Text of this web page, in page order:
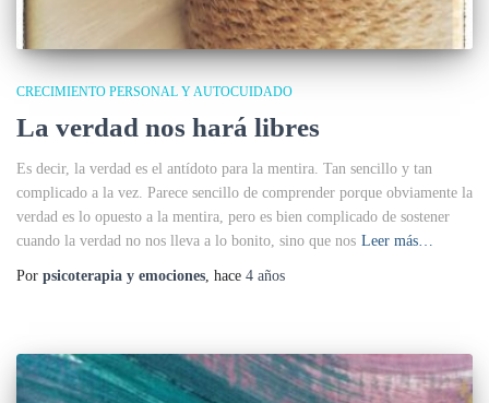
CRECIMIENTO PERSONAL Y AUTOCUIDADO
La verdad nos hará libres
Es decir, la verdad es el antídoto para la mentira. Tan sencillo y tan
complicado a la vez. Parece sencillo de comprender porque obviamente la
verdad es lo opuesto a la mentira, pero es bien complicado de sostener
cuando la verdad no nos lleva a lo bonito, sino que nos Leer más…
Por psicoterapia y emociones, hace 4 años